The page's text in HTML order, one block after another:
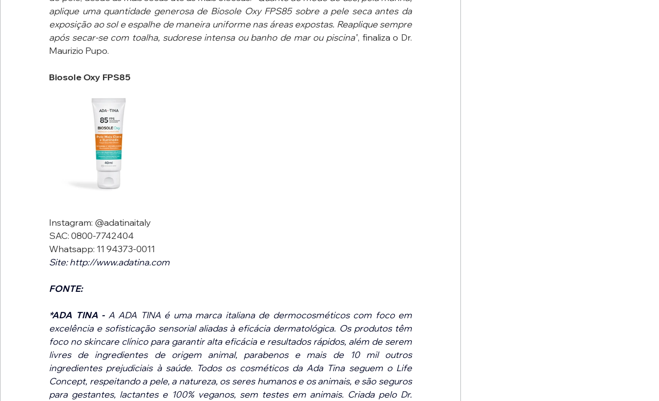
aplique uma quantidade generosa de Biosole Oxy FPS85 sobre a pele seca antes da
exposição ao sol e espalhe de maneira uniforme nas áreas expostas. Reaplique sempre
após secar-se com toalha, sudorese intensa ou banho de mar ou piscina”, finaliza o Dr.
Maurizio Pupo.
Biosole Oxy FPS85
Instagram: @adatinaitaly
SAC: 0800-7742404
Whatsapp: 11 94373-0011
Site: http://www.adatina.com
FONTE:
*ADA TINA - A ADA TINA é uma marca italiana de dermocosméticos com foco em
excelência e sofisticação sensorial aliadas à eficácia dermatológica. Os produtos têm
foco no skincare clínico para garantir alta eficácia e resultados rápidos, além de serem
livres de ingredientes de origem animal, parabenos e mais de 10 mil outros
ingredientes prejudiciais à saúde. Todos os cosméticos da Ada Tina seguem o Life
Concept, respeitando a pele, a natureza, os seres humanos e os animais, e são seguros
para gestantes, lactantes e 100% veganos, sem testes em animais. Criada pelo Dr.